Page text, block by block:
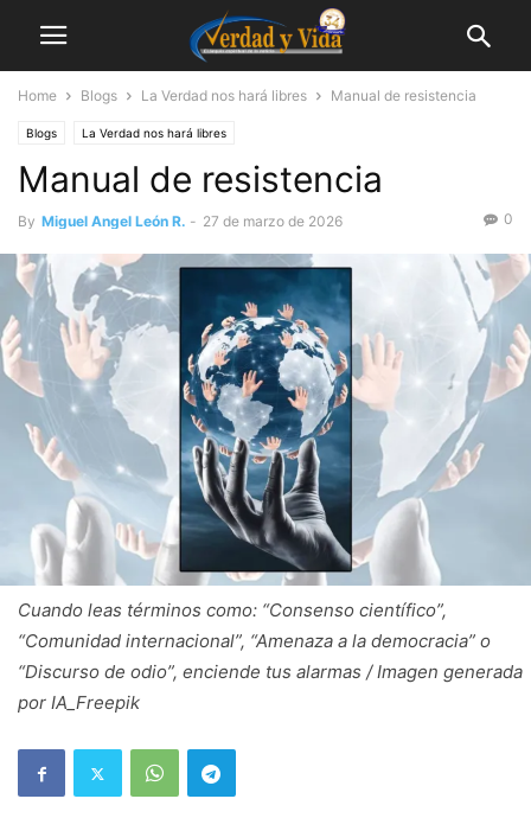
Home Blogs La Verdad nos hará libres Manual de resistencia
Blogs La Verdad nos hará libres
Manual de resistencia
By Miguel Angel León R. - 27 de marzo de 2026 0
Cuando leas términos como: “Consenso científico”,
“Comunidad internacional”, “Amenaza a la democracia” o
“Discurso de odio”, enciende tus alarmas / Imagen generada
por IA_Freepik